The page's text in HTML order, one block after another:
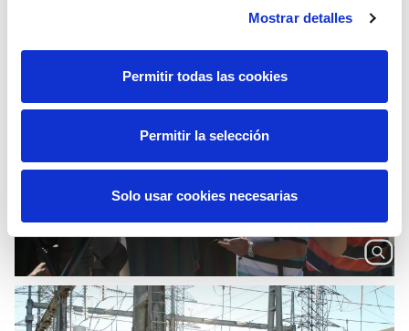
Mostrar detalles
Permitir todas las cookies
Permitir la selección
Solo usar cookies necesarias